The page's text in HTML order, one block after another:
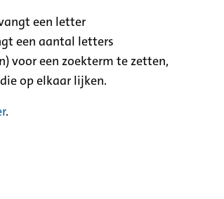
een letter
een aantal letters
voor een zoekterm te zetten,
op elkaar lijken.
.